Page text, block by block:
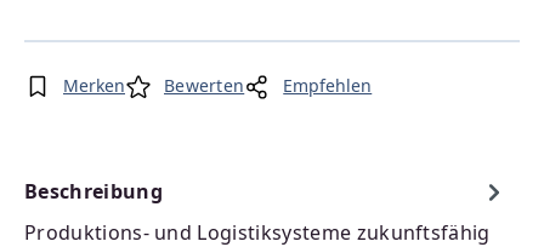
Merken Bewerten Empfehlen
Beschreibung
Produktions- und Logistiksysteme zukunftsfähig